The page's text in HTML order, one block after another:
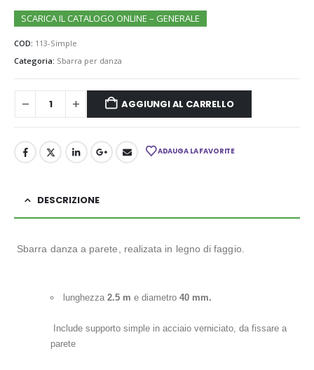
SCARICA IL CATALOGO ONLINE – GENERALE
COD: 113-Simple
Categoria: Sbarra per danza
AGGIUNGI AL CARRELLO
ADAUGA LA FAVORITE
DESCRIZIONE
Sbarra danza a parete, realizata in legno di faggio.
lunghezza 2.5 m e diametro 40 mm.
Include supporto simple in acciaio verniciato, da fissare a
parete